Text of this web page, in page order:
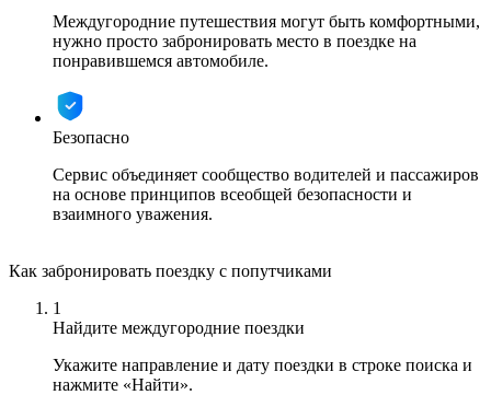
Междугородние путешествия могут быть комфортными,
нужно просто забронировать место в поездке на
понравившемся автомобиле.
Безопасно
Сервис объединяет сообщество водителей и пассажиров
на основе принципов всеобщей безопасности и
взаимного уважения.
Как забронировать поездку с попутчиками
1
Найдите междугородние поездки
Укажите направление и дату поездки в строке поиска и
нажмите «Найти».